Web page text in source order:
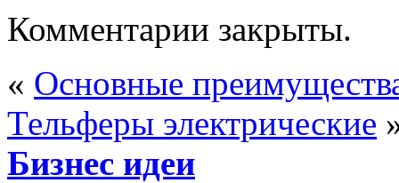
Комментарии закрыты.
« Основные
Тельферы электрические
Бизнес идеи